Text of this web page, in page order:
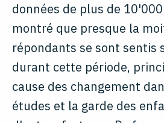
données de plus de
montré que presque la
répondants se sont sentis
durant cette période,
cause des changement
études et la garde des